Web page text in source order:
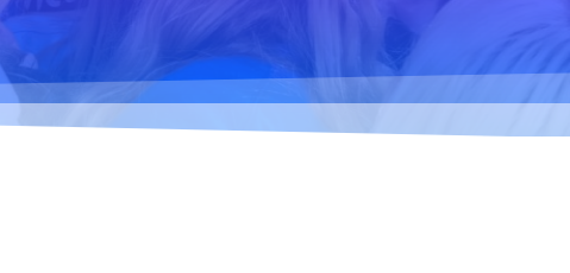
Klimatförändrings kraft
Konst på två språk